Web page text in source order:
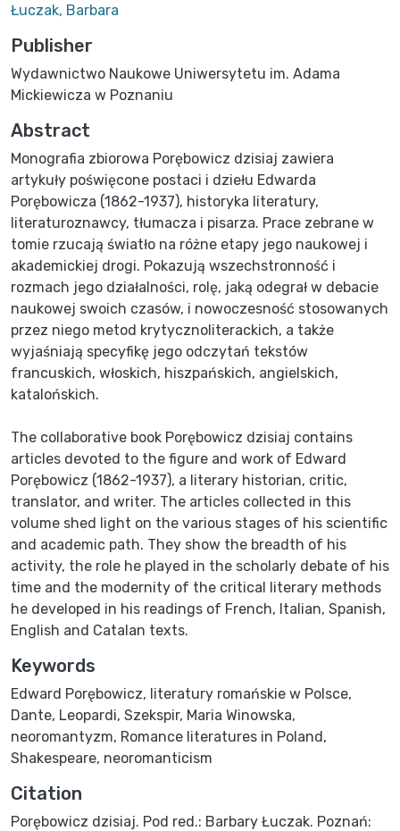
Łuczak, Barbara
Publisher
Wydawnictwo Naukowe Uniwersytetu im. Adama
Mickiewicza w Poznaniu
Abstract
Monografia zbiorowa Porębowicz dzisiaj zawiera
artykuły poświęcone postaci i dziełu Edwarda
Porębowicza (1862-1937), historyka literatury,
literaturoznawcy, tłumacza i pisarza. Prace zebrane w
tomie rzucają światło na różne etapy jego naukowej i
akademickiej drogi. Pokazują wszechstronność i
rozmach jego działalności, rolę, jaką odegrał w debacie
naukowej swoich czasów, i nowoczesność stosowanych
przez niego metod krytycznoliterackich, a także
wyjaśniają specyfikę jego odczytań tekstów
francuskich, włoskich, hiszpańskich, angielskich,
katalońskich.
The collaborative book Porębowicz dzisiaj contains
articles devoted to the figure and work of Edward
Porębowicz (1862-1937), a literary historian, critic,
translator, and writer. The articles collected in this
volume shed light on the various stages of his scientific
and academic path. They show the breadth of his
activity, the role he played in the scholarly debate of his
time and the modernity of the critical literary methods
he developed in his readings of French, Italian, Spanish,
English and Catalan texts.
Keywords
Edward Porębowicz, literatury romańskie w Polsce,
Dante, Leopardi, Szekspir, Maria Winowska,
neoromantyzm, Romance literatures in Poland,
Shakespeare, neoromanticism
Citation
Porębowicz dzisiaj. Pod red.: Barbary Łuczak. Poznań: